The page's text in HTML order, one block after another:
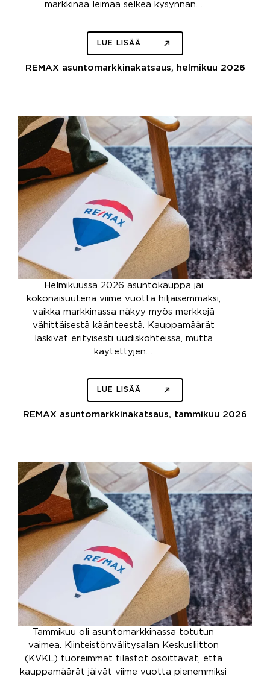
markkinaa leimaa selkeä kysynnän…
LUE LISÄÄ
REMAX asuntomarkkinakatsaus, helmikuu 2026
Helmikuussa 2026 asuntokauppa jäi
kokonaisuutena viime vuotta hiljaisemmaksi,
vaikka markkinassa näkyy myös merkkejä
vähittäisestä käänteestä. Kauppamäärät
laskivat erityisesti uudiskohteissa, mutta
käytettyjen…
LUE LISÄÄ
REMAX asuntomarkkinakatsaus, tammikuu 2026
Tammikuu oli asuntomarkkinassa totutun
vaimea. Kiinteistönvälitysalan Keskusliitton
(KVKL) tuoreimmat tilastot osoittavat, että
kauppamäärät jäivät viime vuotta pienemmiksi